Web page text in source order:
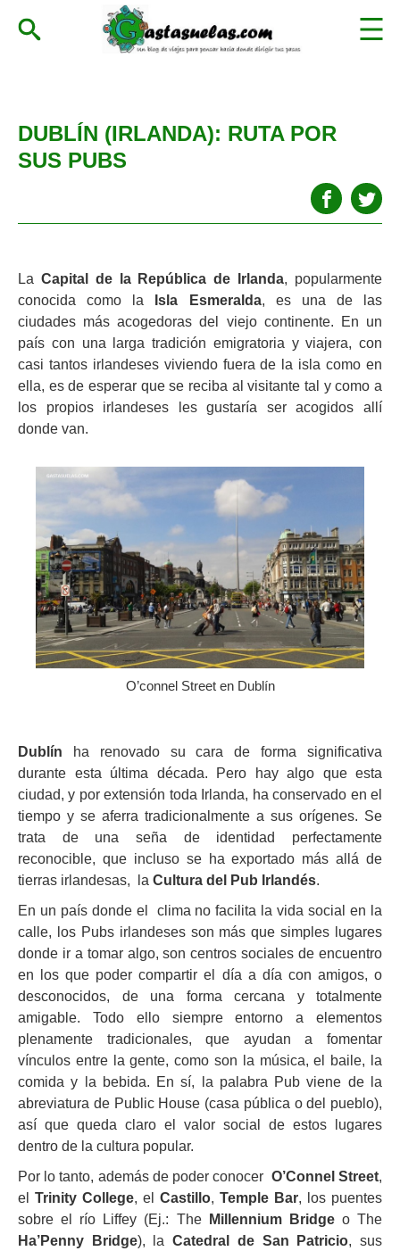
DUBLÍN (IRLANDA): RUTA POR
SUS PUBS
La Capital de la República de Irlanda, popularmente
conocida como la
Isla Esmeralda, es una de las
ciudades más acogedoras del viejo continente. En un
país con una larga tradición emigratoria y viajera, con
casi tantos irlandeses viviendo fuera de la isla como en
ella, es de esperar que se reciba al visitante tal y como a
los propios irlandeses les gustaría ser acogidos allí
donde van.
O’connel Street en Dublín
Dublín ha renovado su cara de forma significativa
durante esta última década. Pero hay algo que esta
ciudad, y por extensión toda Irlanda, ha conservado en el
tiempo y se aferra tradicionalmente a sus orígenes. Se
trata de una seña de identidad perfectamente
reconocible, que incluso se ha exportado más allá de
tierras irlandesas, la Cultura del Pub Irlandés.
En un país donde el clima no facilita la vida social en la
calle, los Pubs irlandeses son más que simples lugares
donde ir a tomar algo, son centros sociales de encuentro
en los que poder compartir el día a día con amigos, o
desconocidos, de una forma cercana y totalmente
amigable. Todo ello siempre entorno a elementos
plenamente tradicionales, que ayudan a fomentar
vínculos entre la gente, como son la música, el baile, la
comida y la bebida. En sí, la palabra Pub viene de la
abreviatura de Public House (casa pública o del pueblo),
así que queda claro el valor social de estos lugares
dentro de la cultura popular.
Por lo tanto, además de poder conocer O’Connel Street,
el Trinity College, el Castillo, Temple Bar, los puentes
sobre el río Liffey (Ej.: The
Millennium Bridgeo The
Ha’Penny Bridge), laCatedral de San Patricio, sus